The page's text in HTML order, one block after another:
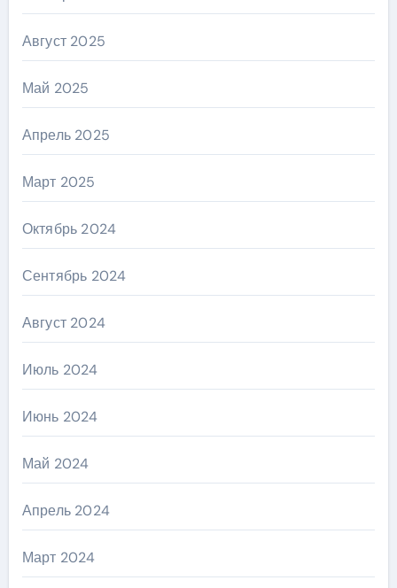
Август 2025
Май 2025
Апрель 2025
Март 2025
Октябрь 2024
Сентябрь 2024
Август 2024
Июль 2024
Июнь 2024
Май 2024
Апрель 2024
Март 2024